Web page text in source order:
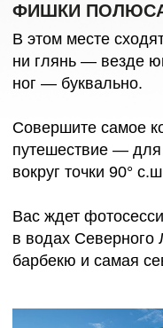
героев легендарной
На ЗФИ, в попытке дойти
умер Седов. Его могилу
острове Рудольфа. На
Нортбрук нашли спасение
месяцев провели
Нансен и Йохансен после
покорить Северный полюс.